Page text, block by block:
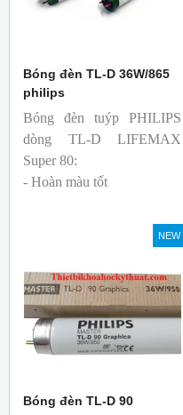
Bóng đèn TL-D 36W/865
philips
Bóng đèn tuýp PHILIPS
dòng TL-D LIFEMAX
Super 80:
- Hoàn màu tốt
cả ban đầu và trong suốt
tuổi thọ của bóng đèn, với
thông cao
- Tạo ra từ màu trắng ấm
đến ánh sáng ban ngày mát
mẻ
NEW
Bóng đèn TL-D 90